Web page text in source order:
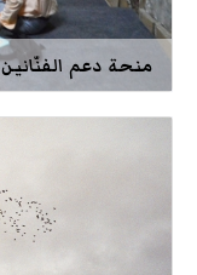
منحة دعم الفنّانين